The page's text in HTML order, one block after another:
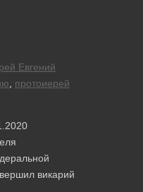
Евгений
протоиерей
викарий